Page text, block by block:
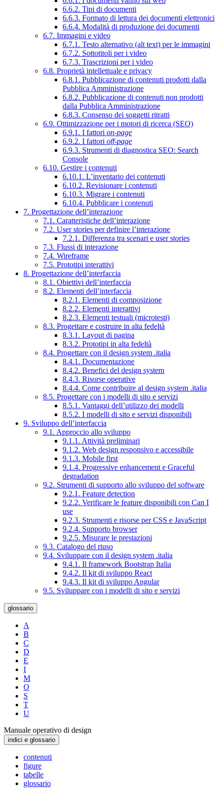
6.6.2. Tipi di documenti
6.6.3. Formato di lettura dei documenti elettronici
6.6.4. Modalità di produzione dei documenti
6.7. Immagini e video
6.7.1. Testo alternativo (alt text) per le immagini
6.7.2. Sottotitoli per i video
6.7.3. Trascrizioni per i video
6.8. Proprietà intellettuale e privacy
6.8.1. Pubblicazione di contenuti prodotti dalla
Pubblica Amministrazione
6.8.2. Pubblicazione di contenuti non prodotti
dalla Pubblica Amministrazione
6.8.3. Consenso dei soggetti ritratti
6.9. Ottimizzazione per i motori di ricerca (SEO)
6.9.1. I fattori on-page
6.9.2. I fattori off-page
6.9.3. Strumenti di diagnostica SEO: Search
Console
6.10. Gestire i contenuti
6.10.1. L’inventario dei contenuti
6.10.2. Revisionare i contenuti
6.10.3. Migrare i contenuti
6.10.4. Pubblicare i contenuti
7. Progettazione dell’interazione
7.1. Caratteristiche dell’interazione
7.2. User stories per definire l’interazione
7.2.1. Differenza tra scenari e user stories
7.3. Flussi di interazione
7.4. Wireframe
7.5. Prototipi interattivi
8. Progettazione dell’interfaccia
8.1. Obiettivi dell’interfaccia
8.2. Elementi dell’interfaccia
8.2.1. Elementi di composizione
8.2.2. Elementi interattivi
8.2.3. Elementi testuali (microtesti)
8.3. Progettare e costruire in alta fedeltà
8.3.1. Layout di pagina
8.3.2. Prototipi in alta fedeltà
8.4. Progettare con il design system .italia
8.4.1. Documentazione
8.4.2. Benefici del design system
8.4.3. Risorse operative
8.4.4. Come contribuire al design system .italia
8.5. Progettare con i modelli di sito e servizi
8.5.1. Vantaggi dell’utilizzo dei modelli
8.5.2. I modelli di sito e servizi disponibili
9. Sviluppo dell’interfaccia
9.1. Approccio allo sviluppo
9.1.1. Attività preliminari
9.1.2. Web design responsivo e accessibile
9.1.3. Mobile first
9.1.4. Progressive enhancement e Graceful
degradation
9.2. Strumenti di supporto allo sviluppo del software
9.2.1. Feature detection
9.2.2. Verificare le feature disponibili con Can I
use
9.2.3. Strumenti e risorse per CSS e JavaScript
9.2.4. Supporto browser
9.2.5. Misurare le prestazioni
9.3. Catalogo del riuso
9.4. Sviluppare con il design system .italia
9.4.1. Il framework Bootstrap Italia
9.4.2. Il kit di sviluppo React
9.4.3. Il kit di sviluppo Angular
9.5. Sviluppare con i modelli di sito e servizi
glossario
A
B
C
D
E
I
M
O
S
T
U
Manuale operativo di design
indici e glossario
contenuti
figure
tabelle
glossario